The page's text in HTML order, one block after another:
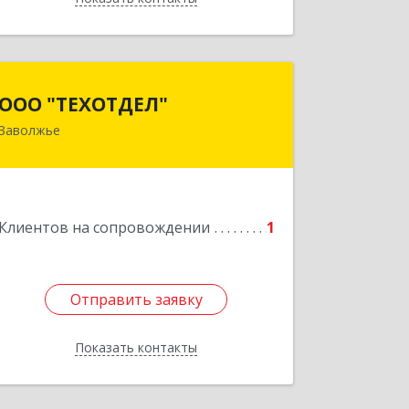
ООО "ТЕХОТДЕЛ"
Клиентов на сопровождении 1
Отправить заявку
Показать контакты
Отправить заявку
Назад